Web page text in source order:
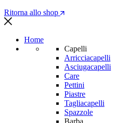
Ritorna allo shop
Home
Capelli
Arricciacapelli
Asciugacapelli
Care
Pettini
Piastre
Tagliacapelli
Spazzole
Barba